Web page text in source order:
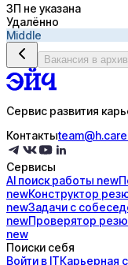
ЗП не указана
Удалённо
Middle
Вакансия в
Сервис развития
Контакты
Сервисы
AI поискработы new
newКонструктор
newЗадачи с
newПроверятор
new
Поиски себя
Войти в ITКарьерная